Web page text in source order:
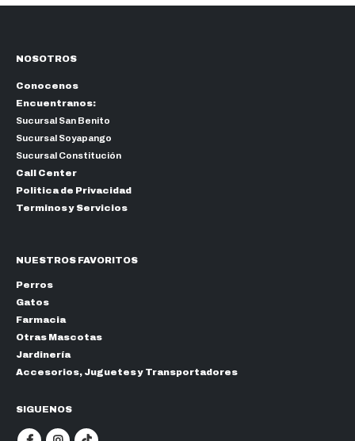
NOSOTROS
Conocenos
Encuentranos:
Sucursal San Benito
Sucursal Soyapango
Sucursal Constitución
Call Center
Politica de Privacidad
Terminos y Servicios
NUESTROS FAVORITOS
Perros
Gatos
Farmacia
Otras Mascotas
Jardinería
Accesorios, Juguetes y Transportadores
SIGUENOS